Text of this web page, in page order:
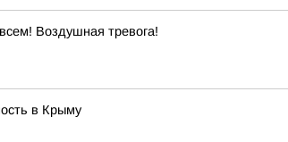
Воздушная тревога!
в Крыму